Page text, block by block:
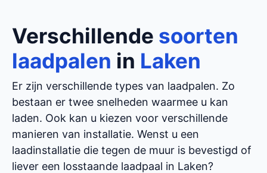
Verschillende soorten
laadpalen in Laken
Er zijn verschillende types van laadpalen. Zo
bestaan er twee snelheden waarmee u kan
laden. Ook kan u kiezen voor verschillende
manieren van installatie. Wenst u een
laadinstallatie die tegen de muur is bevestigd of
liever een losstaande laadpaal in Laken?